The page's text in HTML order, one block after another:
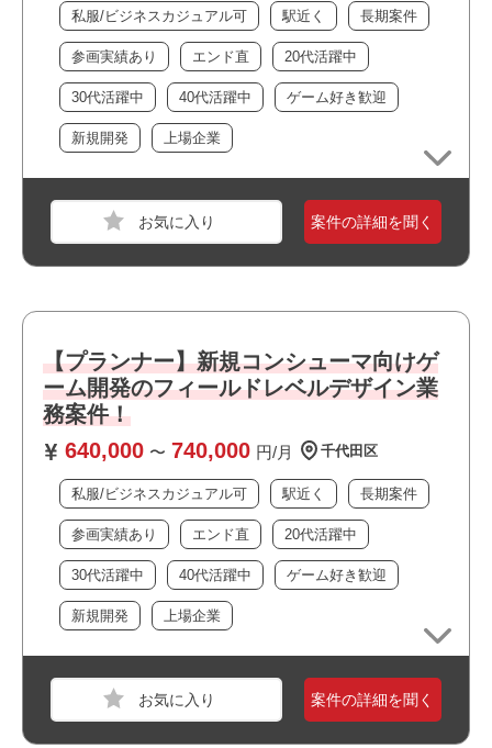
私服/ビジネスカジュアル可 駅近く 長期案件
参画実績あり エンド直 20代活躍中
30代活躍中 40代活躍中 ゲーム好き歓迎
新規開発 上場企業
・大規模なチーム体制です
・上場企業の案件です
・大手企業の案件です
・幅広い年齢層の方が活躍しています
・私服/ビジネスカジュアルでの勤務が可能です
・当社スタッフの参画実績があります
・ゲームが好きな方歓迎！
案件の詳細を聞く
【プランナー】新規コンシューマ向けゲ
ーム開発のフィールドレベルデザイン業
務案件！
640,000 〜 740,000 円/月 千代田区
私服/ビジネスカジュアル可 駅近く 長期案件
参画実績あり エンド直 20代活躍中
30代活躍中 40代活躍中 ゲーム好き歓迎
新規開発 上場企業
inter,Word,Excel,UE4,Windows,Google スプレッ
ドシート
必須スキル
・オープンワールドレベル上の上物コンテンツのレベルデ
ザイン経験
・UnrealEngine4/5での開発経験
・BPを使ったギミック等々のモック制作
おすすめポイント
・複数路線が利用できアクセス良好です
・オフィスは綺麗で快適な環境です
・周辺に飲食店や商業施設が多くランチにも便利です
・新規開発に携われます
・大規模なチーム体制です
・上場企業の案件です
・大手企業の案件です
・幅広い年齢層の方が活躍しています
・私服/ビジネスカジュアルでの勤務が可能です
・当社スタッフの参画実績があります
・ゲームが好きな方歓迎！
案件の詳細を聞く
必須スキル
・RHELのパッチ適用経験、または設計/構築経験
・WebSphere Application Server（WAS）のパッチ適用経
験、または設計/構築経験
・システム運用/保守業務の実務経験
・夜間対応可能な方
おすすめポイント
・複数路線が利用できアクセス良好です
・運用保守に携われます
・長期就業が見込める案件です
コンシューマーゲーム